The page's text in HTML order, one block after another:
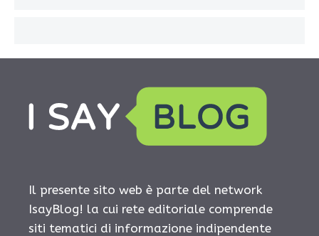
Il presente sito web è parte del network
IsayBlog! la cui rete editoriale comprende
siti tematici di informazione indipendente